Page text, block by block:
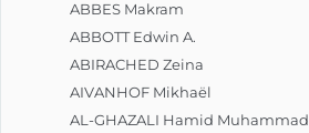
comme Dieu s’est « retiré » lors de la
ABBES Makram
ABBOTT Edwin A.
ABIRACHED Zeina
AIVANHOF Mikhaël
AL-GHAZALI Hamid Muhammad